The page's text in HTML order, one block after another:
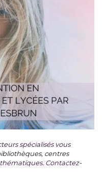
spécialisés vous
centres
Contactez-